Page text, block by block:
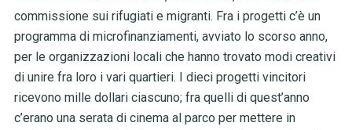
commissione sui rifugiati e migranti. Fra i progetti c’è un
programma di microfinanziamenti, avviato lo scorso anno,
per le organizzazioni locali che hanno trovato modi creativi
di unire fra loro i vari quartieri. I dieci progetti vincitori
ricevono mille dollari ciascuno; fra quelli di quest’anno
c’erano una serata di cinema al parco per mettere in